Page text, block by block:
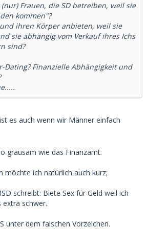
Frauen, die SD betreiben, weil sie
kommen"?
ihren Körper anbieten, weil sie
sie abhängig vom Verkauf ihres Ichs
sind?
Dating? Finanzielle Abhängigkeit und
es auch wenn wir Männer einfach
grausam wie das Finanzamt.
möchte ich natürlich auch kurz;
schreibt: Biete Sex für Geld weil ich
schwer.
unter dem falschen Vorzeichen.